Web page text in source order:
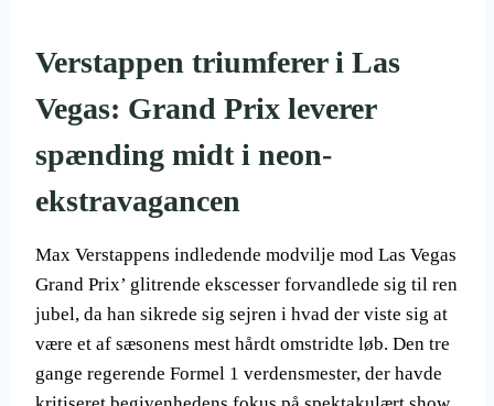
Verstappen triumferer i Las
Vegas: Grand Prix leverer
spænding midt i neon-
ekstravagancen
Max Verstappens indledende modvilje mod Las Vegas
Grand Prix’ glitrende ekscesser forvandlede sig til ren
jubel, da han sikrede sig sejren i hvad der viste sig at
være et af sæsonens mest hårdt omstridte løb. Den tre
gange regerende Formel 1 verdensmester, der havde